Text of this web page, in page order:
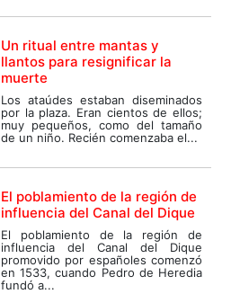
Un ritual entre mantas y
llantos para resignificar la
muerte
Los ataúdes estaban diseminados
por la plaza. Eran cientos de ellos;
muy pequeños, como del tamaño
de un niño. Recién comenzaba el...
El poblamiento de la región de
influencia del Canal del Dique
El poblamiento de la región de
influencia del Canal del Dique
promovido por españoles comenzó
en 1533, cuando Pedro de Heredia
fundó a...